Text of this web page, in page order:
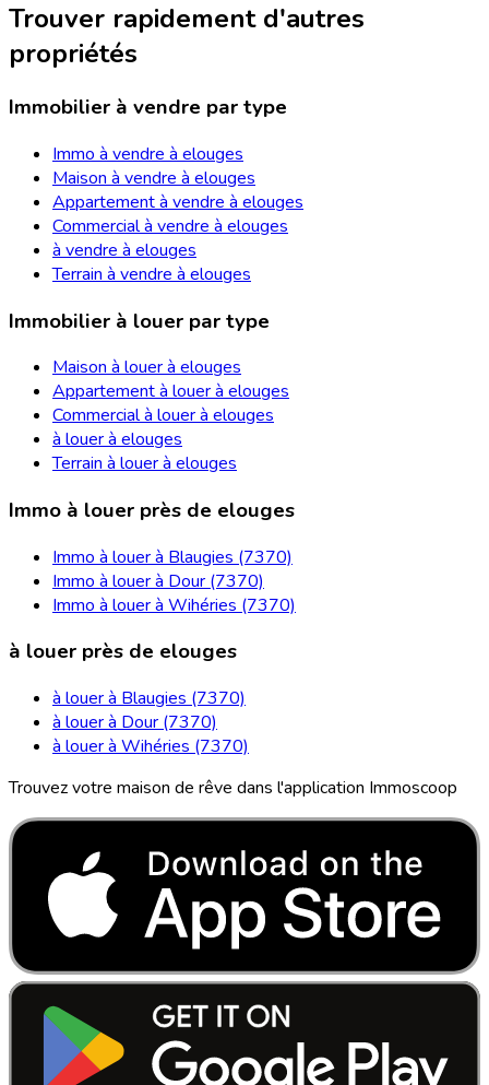
Trouver rapidement d'autres
propriétés
Immobilier à vendre par type
Immo à vendre à elouges
Maison à vendre à elouges
Appartement à vendre à elouges
Commercial à vendre à elouges
à vendre à elouges
Terrain à vendre à elouges
Immobilier à louer par type
Maison à louer à elouges
Appartement à louer à elouges
Commercial à louer à elouges
à louer à elouges
Terrain à louer à elouges
Immo à louer près de elouges
Immo à louer à Blaugies (7370)
Immo à louer à Dour (7370)
Immo à louer à Wihéries (7370)
à louer près de elouges
à louer à Blaugies (7370)
à louer à Dour (7370)
à louer à Wihéries (7370)
Trouvez votre maison de rêve dans l'application Immoscoop